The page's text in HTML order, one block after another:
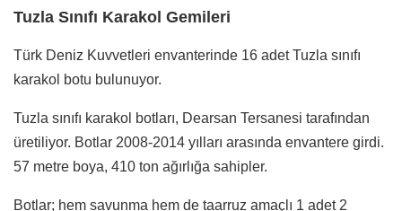
Tuzla Sınıfı Karakol Gemileri
Türk Deniz Kuvvetleri envanterinde 16 adet Tuzla sınıfı
karakol botu bulunuyor.
Tuzla sınıfı karakol botları, Dearsan Tersanesi tarafından
üretiliyor. Botlar 2008-2014 yılları arasında envantere girdi.
57 metre boya, 410 ton ağırlığa sahipler.
Botlar; hem savunma hem de taarruz amaçlı 1 adet 2